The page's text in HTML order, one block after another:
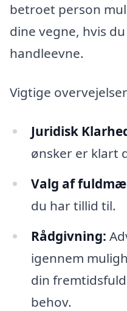
betroet person
dine vegne, hvis
handleevne.
Vigtige
Juridisk
ønsker er klart
Valg af
du har tillid til.
Rådgivning:
igennem
din
behov.